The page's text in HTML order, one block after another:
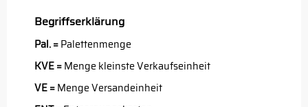
Begriffserklärung
Pal. =Palettenmenge
KVE =Menge kleinste Verkaufseinheit
VE =Menge Versandeinheit